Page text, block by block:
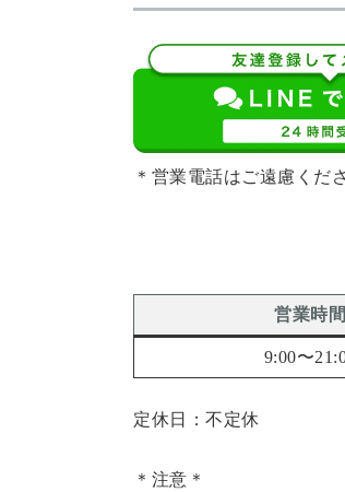
＊営業電話はご遠慮くだ
営業時間
9:00〜
定休日：不定休
＊注意＊